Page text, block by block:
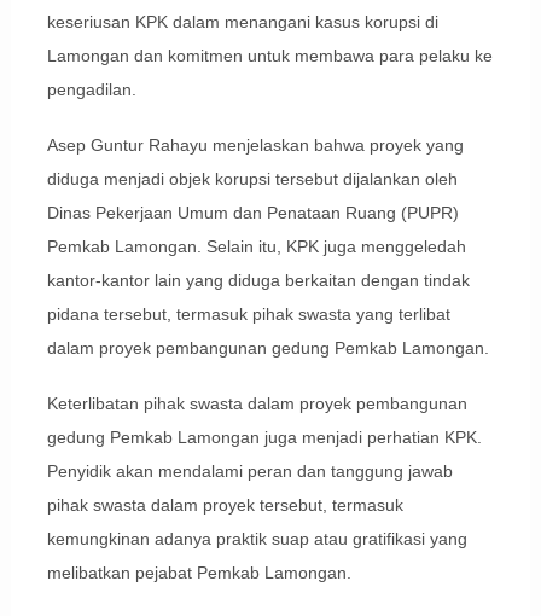
keseriusan KPK dalam menangani kasus korupsi di
Lamongan dan komitmen untuk membawa para pelaku ke
pengadilan.
Asep Guntur Rahayu menjelaskan bahwa proyek yang
diduga menjadi objek korupsi tersebut dijalankan oleh
Dinas Pekerjaan Umum dan Penataan Ruang (PUPR)
Pemkab Lamongan. Selain itu, KPK juga menggeledah
kantor-kantor lain yang diduga berkaitan dengan tindak
pidana tersebut, termasuk pihak swasta yang terlibat
dalam proyek pembangunan gedung Pemkab Lamongan.
Keterlibatan pihak swasta dalam proyek pembangunan
gedung Pemkab Lamongan juga menjadi perhatian KPK.
Penyidik akan mendalami peran dan tanggung jawab
pihak swasta dalam proyek tersebut, termasuk
kemungkinan adanya praktik suap atau gratifikasi yang
melibatkan pejabat Pemkab Lamongan.